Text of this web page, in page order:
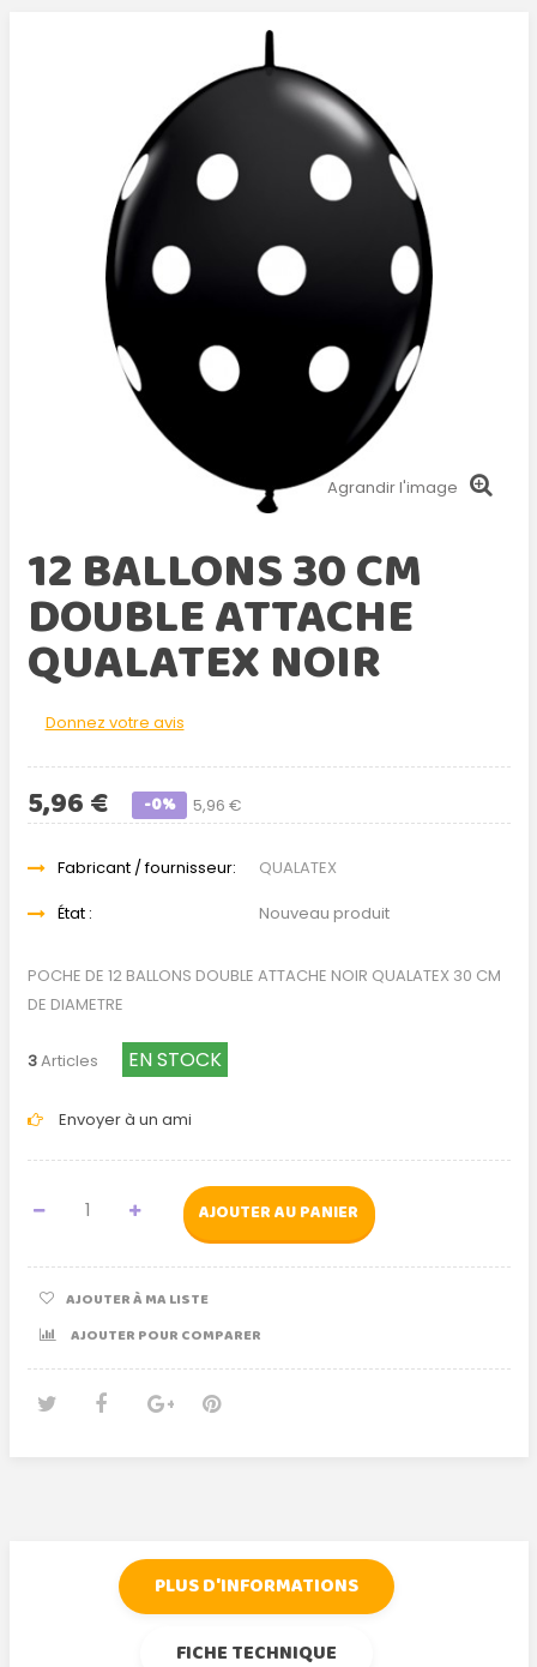
Agrandir l'image
12 BALLONS 30 CM
DOUBLE ATTACHE
QUALATEX NOIR
Donnez votre avis
5,96 €
5,96 € -0%
Fabricant / fournisseur:
QUALATEX
État :
Nouveau produit
POCHE DE 12 BALLONS DOUBLE ATTACHE NOIR QUALATEX 30 CM
DE DIAMETRE
3Articles EN STOCK
Envoyer à un ami
AJOUTER AU PANIER
AJOUTER À MA LISTE
AJOUTER POUR COMPARER
PLUS D'INFORMATIONS
FICHE TECHNIQUE